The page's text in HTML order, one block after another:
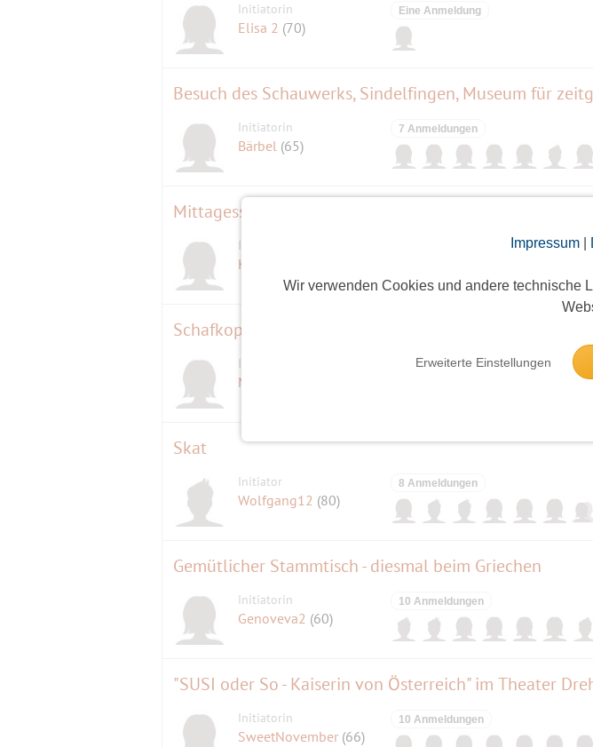
Impressum|
Wir verwenden Cookies und andere technische
Erweiterte Einstellungen
Initiatorin
Elisa 2 (70)
Eine Anmeldung
Besuch des Schauwerks, Sindelfingen, Museum für
Initiatorin
Bärbel (65)
7 Anmeldungen
Mittagessen in Nürtingen
Initiatorin
Karin
Schafkopfen in Neuhausen
Initiatorin
Mondi121
4 Anmeldungen
Skat
Initiator
Wolfgang12 (80)
8 Anmeldungen
Gemütlicher Stammtisch - diesmal beim Griechen
Initiatorin
Genoveva2 (60)
10 Anmeldungen
"SUSI oder So - Kaiserin von Österreich" im Theater
Initiatorin
SweetNovember (66)
10 Anmeldungen